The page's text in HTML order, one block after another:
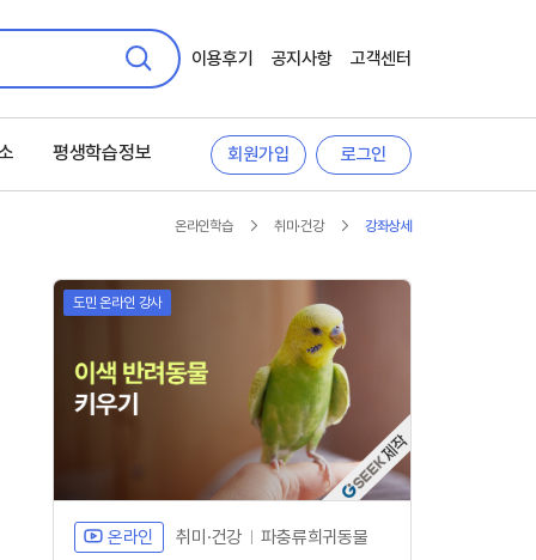
검색 이용후기 공지사항 고객센터
평생학습정보 회원가입 로그인
온라인학습 취미·건강 강좌상세
도민 온라인 강사
자체개발 강좌G
온라인 취미·건강 파충류희귀동물